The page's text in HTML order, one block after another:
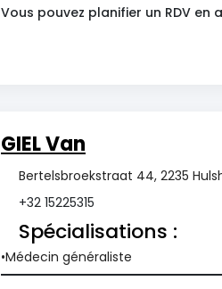
Vous pouvez planifier un RDV en
GIEL Van
Bertelsbroekstraat 44, 2235
+32 15225315
Spécialisations :
Médecin généraliste